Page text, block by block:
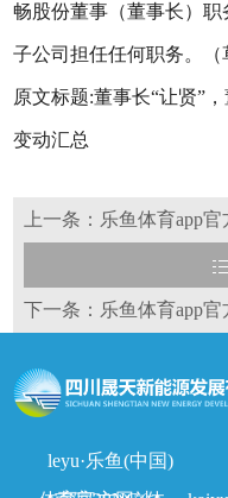
畅股份董事（董事长）
子公司担任任何职务。（
原文标题:董事长“让贤”
变动汇总
leyu·乐鱼(中国)